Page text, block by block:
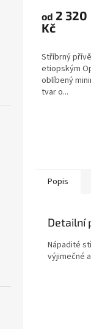
od 2 320
Kč
Stříbrný
etiopským
oblíbený
tvar o...
Popis
Detailní
Nápadité
výjimečné